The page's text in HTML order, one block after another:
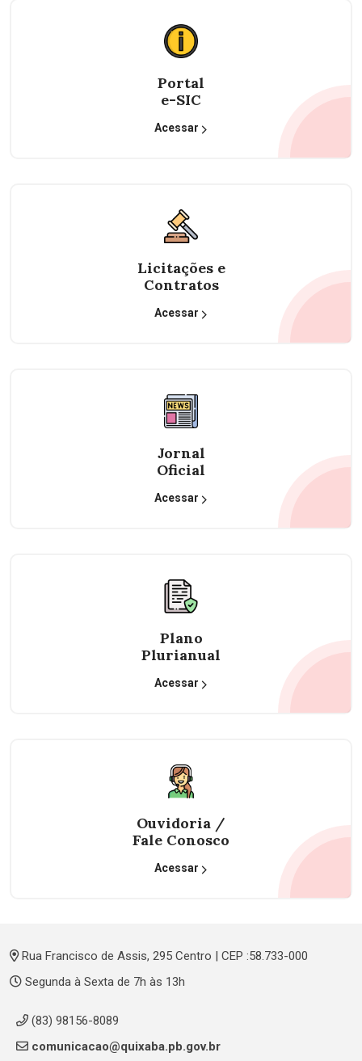
Portal
e-SIC
Acessar
Licitações e
Contratos
Acessar
Jornal
Oficial
Acessar
Plano
Plurianual
Acessar
Ouvidoria /
Fale Conosco
Acessar
Rua Francisco de Assis, 295 Centro | CEP :58.733-000
Segunda à Sexta de 7h às 13h
(83) 98156-8089
comunicacao@quixaba.pb.gov.br